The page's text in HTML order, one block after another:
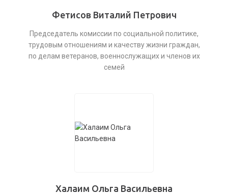
Фетисов Виталий Петрович
Председатель комиссии по социальной политике,
трудовым отношениям и качеству жизни граждан,
по делам ветеранов, военнослужащих и членов их
семей
Халаим Ольга Васильевна